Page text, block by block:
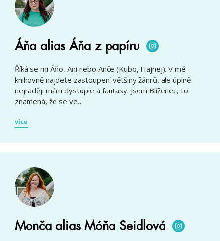
Áňa alias Áňa z papíru
Říká se mi Áňo, Ani nebo Anče (Kubo, Hajnej). V mé
knihovně najdete zastoupení většiny žánrů, ale úplně
nejraději mám dystopie a fantasy. Jsem Blíženec, to
znamená, že se ve…
více
Monča alias Móňa Seidlová